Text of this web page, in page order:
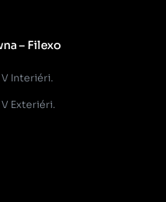
– Filexo
Interiéri.
Exteriéri.